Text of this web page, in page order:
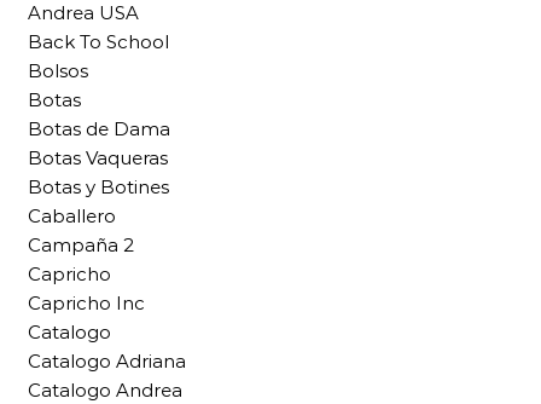
Andrea USA
Back To School
Bolsos
Botas
Botas de Dama
Botas Vaqueras
Botas y Botines
Caballero
Campaña 2
Capricho
Capricho Inc
Catalogo
Catalogo Adriana
Catalogo Andrea